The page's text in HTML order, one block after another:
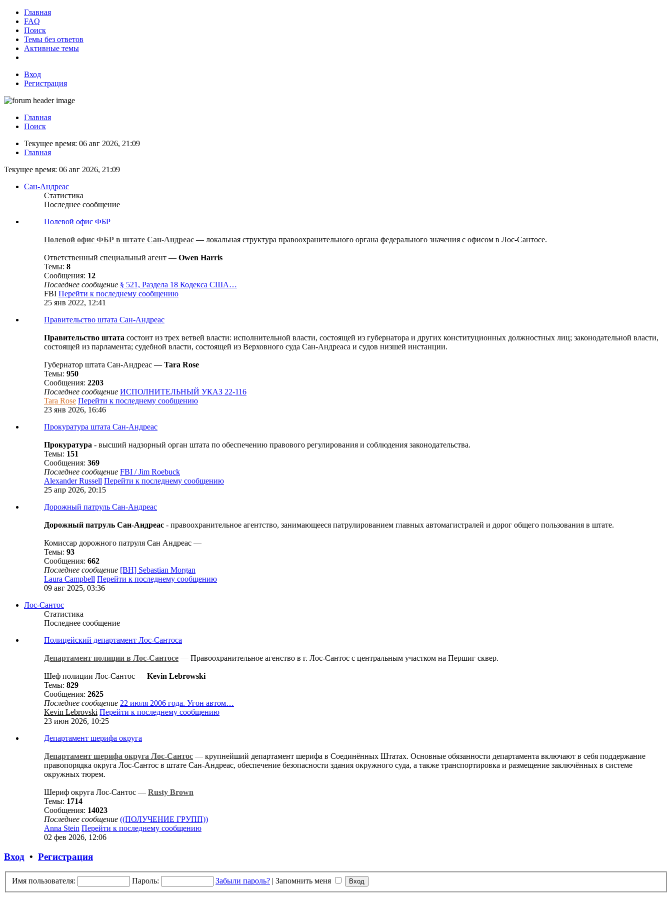
Главная
FAQ
Поиск
Темы без ответов
Активные темы
Вход
Регистрация
Главная
Поиск
Текущее время: 06 авг 2026, 21:09
Главная
Текущее время: 06 авг 2026, 21:09
Сан-Андреас
Статистика
Последнее сообщение
Полевой офис ФБР
Полевой офис ФБР в штате Сан-Андреас — локальная структура правоохранительного органа федерального значения с офисом в Лос-Сантосе.
Ответственный специальный агент — Owen Harris
Темы: 8
Сообщения: 12
Последнее сообщение § 521, Раздела 18 Кодекса США…
FBI Перейти к последнему сообщению
25 янв 2022, 12:41
Правительство штата Сан-Андреас
Правительство штата состоит из трех ветвей власти: исполнительной власти, состоящей из губернатора и других конституционных должностных лиц; законодательной власти,
состоящей из парламента; судебной власти, состоящей из Верховного суда Сан-Андреаса и судов низшей инстанции.
Губернатор штата Сан-Андреас — Tara Rose
Темы: 950
Сообщения: 2203
Последнее сообщение ИСПОЛНИТЕЛЬНЫЙ УКАЗ 22-116
Tara Rose Перейти к последнему сообщению
23 янв 2026, 16:46
Прокуратура штата Сан-Андреас
Прокуратура - высший надзорный орган штата по обеспечению правового регулирования и соблюдения законодательства.
Темы: 151
Сообщения: 369
Последнее сообщение FBI / Jim Roebuck
Alexander Russell Перейти к последнему сообщению
25 апр 2026, 20:15
Дорожный патруль Сан-Андреас
Дорожный патруль Сан-Андреас - правоохранительное агентство, занимающееся патрулированием главных автомагистралей и дорог общего пользования в штате.
Комиссар дорожного патруля Сан Андреас —
Темы: 93
Сообщения: 662
Последнее сообщение [BH] Sebastian Morgan
Laura Campbell Перейти к последнему сообщению
09 авг 2025, 03:36
Лос-Сантос
Статистика
Последнее сообщение
Полицейский департамент Лос-Сантоса
Департамент полиции в Лос-Сантосе — Правоохранительное агенство в г. Лос-Сантос с центральным участком на Першиг сквер.
Шеф полиции Лос-Сантос — Kevin Lebrowski
Темы: 829
Сообщения: 2625
Последнее сообщение 22 июля 2006 года. Угон автом…
Kevin Lebrovski Перейти к последнему сообщению
23 июн 2026, 10:25
Департамент шерифа округа
Департамент шерифа округа Лос-Сантос — крупнейший департамент шерифа в Соединённых Штатах. Основные обязанности департамента включают в себя поддержание
правопорядка округа Лос-Сантос в штате Сан-Андреас, обеспечение безопасности здания окружного суда, а также транспортировка и размещение заключённых в системе
окружных тюрем.
Шериф округа Лос-Сантос — Rusty Brown
Темы: 1714
Сообщения: 14023
Последнее сообщение ((ПОЛУЧЕНИЕ ГРУПП))
Anna Stein Перейти к последнему сообщению
02 фев 2026, 12:06
Вход • Регистрация
Имя пользователя: Пароль: Забыли пароль? | Запомнить меня